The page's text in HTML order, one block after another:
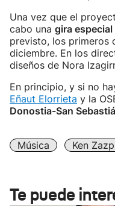
Una vez que el
cabo una gira
previsto, los primeros
diciembre. En los
diseños de Nora
En principio, y si no
Eñaut Elorrieta y la
Donostia-San
Música Ken
Te puede